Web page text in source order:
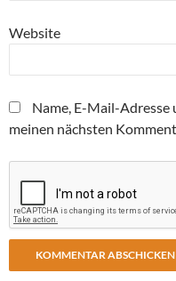
Website
Name, E-Mail-
meinen nächsten